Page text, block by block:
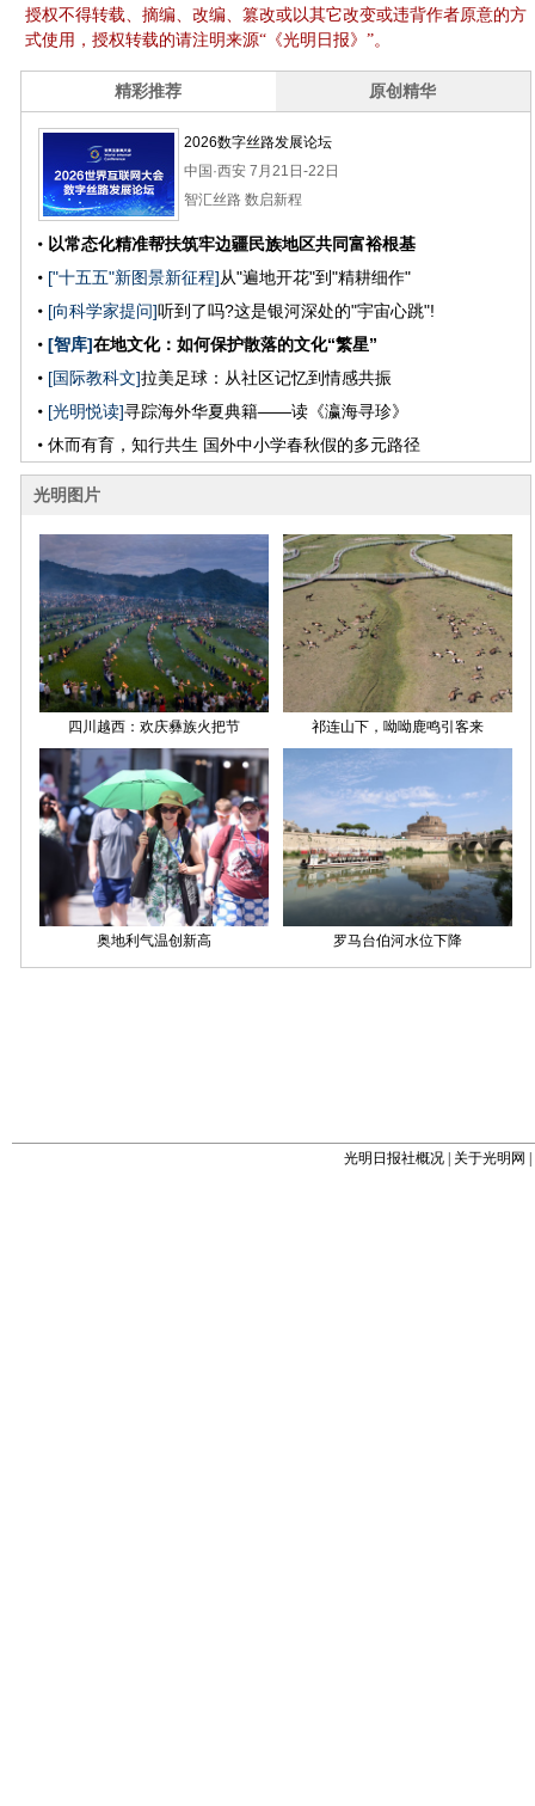
授权不得转载、摘编、改编、篡改或以其它改变或违背作者原意的方
式使用，授权转载的请注明来源“《光明日报》”。
光明日报社概况 关于光明网